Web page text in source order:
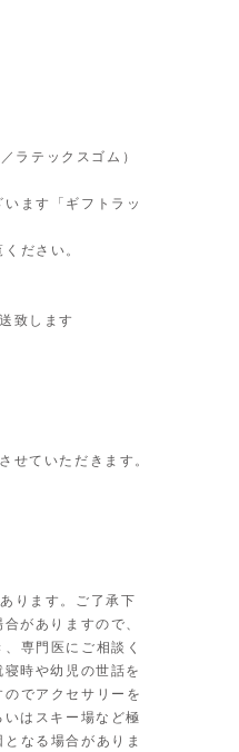
ラテックスゴム）
ます「ギフトラッ
ださい。
致します
せていただきます。
ります。ご了承下
がありますので、
専門医にご相談く
時や幼児の世話を
でアクセサリーを
はスキー場など極
なる場合がありま